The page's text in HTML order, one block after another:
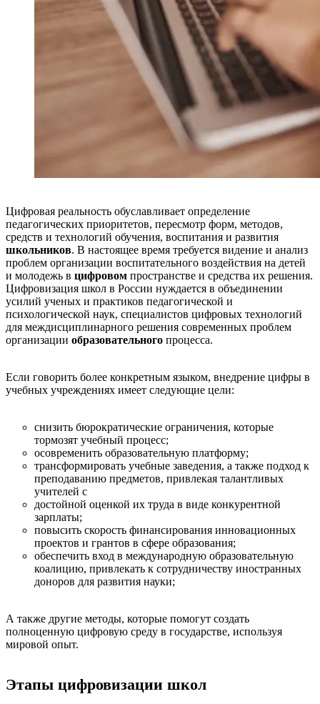
Цифровая реальность обуславливает определение
педагогических приоритетов, пересмотр форм, методов,
средств и технологий обучения, воспитания и развития
школьников. В настоящее время требуется видение и анализ
проблем организации воспитательного воздействия на детей
и молодежь в цифровом пространстве и средства их решения.
Цифровизация школ в России нуждается в объединении
усилий ученых и практиков педагогической и
психологической наук, специалистов цифровых технологий
для междисциплинарного решения современных проблем
организации образовательного процесса.
Если говорить более конкретным языком, внедрение цифры в
учебных учреждениях имеет следующие цели:
снизить бюрократические ограничения, которые
тормозят учебный процесс;
осовременить образовательную платформу;
трансформировать учебные заведения, а также подход к
преподаванию предметов, привлекая талантливых
учителей с
достойной оценкой их труда в виде конкурентной
зарплаты;
повысить скорость финансирования инновационных
проектов и грантов в сфере образования;
обеспечить вход в международную образовательную
коалицию, привлекать к сотрудничеству иностранных
доноров для развития науки;
А также другие методы, которые помогут создать
полноценную цифровую среду в государстве, используя
мировой опыт.
Этапы цифровизации школ